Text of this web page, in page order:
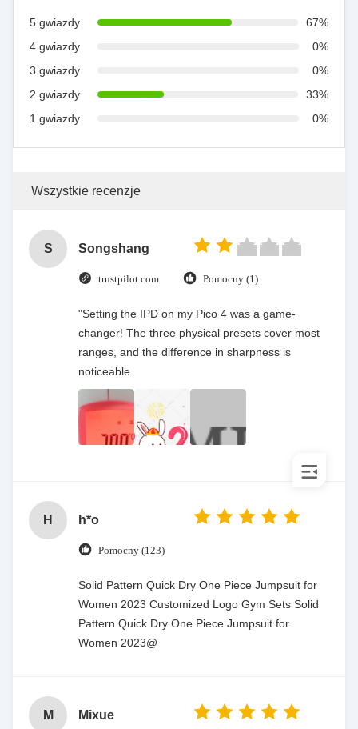
5 gwiazdy
67%
4 gwiazdy
0%
3 gwiazdy
0%
2 gwiazdy
33%
1 gwiazdy
0%
Wszystkie recenzje
S Songshang
trustpilot.com Pomocny (1)
"Setting the IPD on my Pico 4 was a game-
changer! The three physical presets cover most
ranges, and the difference in sharpness is
noticeable.
H h*o
Pomocny (123)
Solid Pattern Quick Dry One Piece Jumpsuit for
Women 2023 Customized Logo Gym Sets Solid
Pattern Quick Dry One Piece Jumpsuit for
Women 2023@
M Mixue